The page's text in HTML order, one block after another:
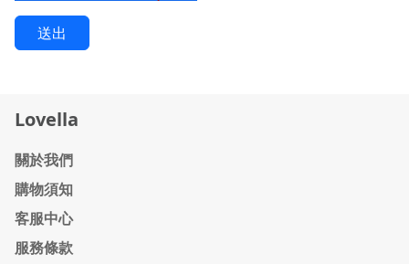
送出
Lovella
關於我們
購物須知
客服中心
服務條款